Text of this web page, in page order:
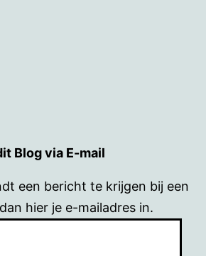
Blog via E-mail
een bericht te krijgen bij een
hier je e-mailadres in.